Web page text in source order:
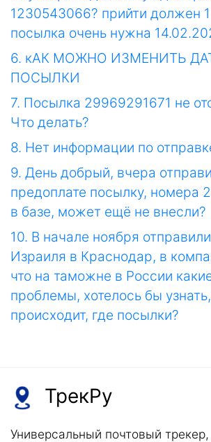
1230543066? прийти должен
посылка очень нужна
6. кАК МОЖНО ИЗМЕНИТЬ
ПОСЫЛКИ
7. Посылка 29969291671 не
Что делать?
8. Нет информации по
9. День добрый, вчера
предоплате посылку, номера
в базе, может ещё не внесли?
10. В начале ноября
Израиля в Краснодар, в
что на таможне в России
проблемы, хотелось бы
происходит, где посылки?
ТрекРу
Универсальный почтовый